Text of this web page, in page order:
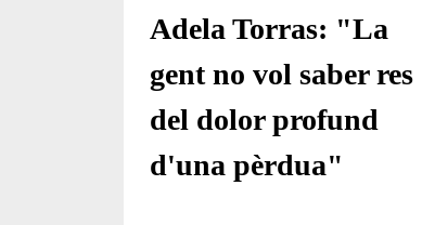
Adela Torras: "La
gent no vol saber res
del dolor profund
d'una pèrdua"